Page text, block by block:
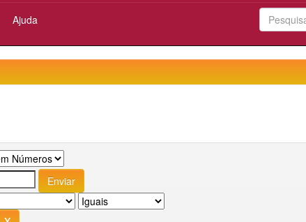
Ajuda